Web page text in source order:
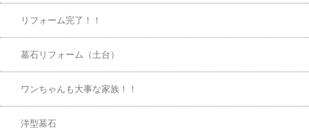
リフォーム完了！！
墓石リフォーム（土台）
ワンちゃんも大事な家族！！
洋型墓石